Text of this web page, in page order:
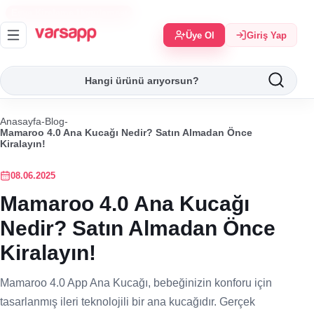
Üye Ol Giriş Yap
Anasayfa-Blog-
Mamaroo 4.0 Ana Kucağı Nedir? Satın Almadan Önce
Kiralayın!
08.06.2025
Mamaroo 4.0 Ana Kucağı
Nedir? Satın Almadan Önce
Kiralayın!
Mamaroo 4.0 App Ana Kucağı, bebeğinizin konforu için
tasarlanmış ileri teknolojili bir ana kucağıdır. Gerçek